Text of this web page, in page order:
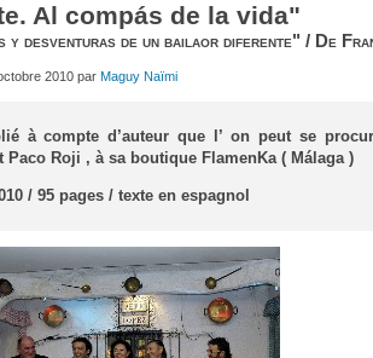
Al compás de la vida"
y desventuras de un bailaor diferente" / De
2010 parMaguy Naïmi
à compte d’auteur que l’ on peut se
Paco Roji , à sa boutique FlamenKa ( Málaga )
/ 95 pages / texte en espagnol